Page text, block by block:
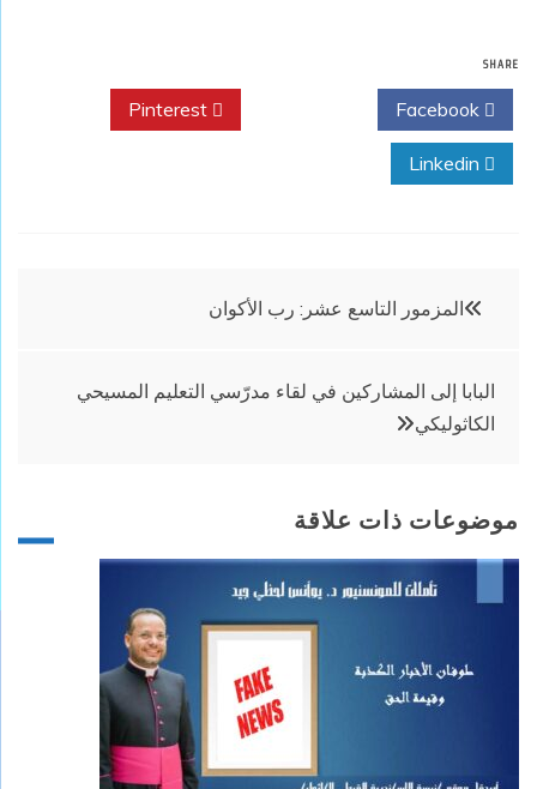
SHARE
تصفّح
المزمور التاسع عشر: رب الأكوان
البابا إلى المشاركين في لقاء مدرّسي التعليم المسيحي
الكاثوليكي
موضوعات ذات علاقة